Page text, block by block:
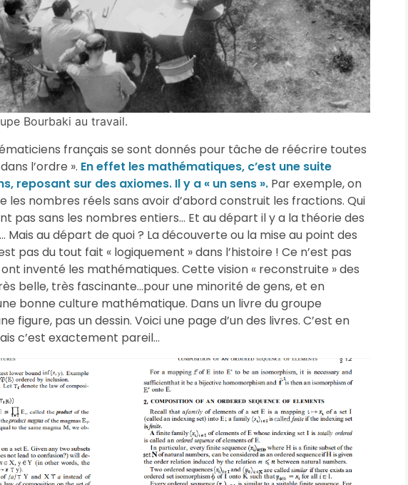
Bourbaki au travail.
français se sont donnés pour tâche de réécrire toutes
l’ordre ». En effet les mathématiques, c’est une suite
reposant sur des axiomes. Il y a « un sens ». Par exemple, on
les nombres réels sans avoir d’abord construit les fractions. Qui
pas sans les nombres entiers… Et au départ il y a la théorie des
Mais au départ de quoi ? La découverte ou la mise au point des
pas du tout fait « logiquement » dans l’histoire ! Ce n’est pas
inventé les mathématiques. Cette vision « reconstruite » des
belle, très fascinante…pour une minorité de gens, et en
bonne culture mathématique. Dans un livre du groupe
figure, pas un dessin. Voici une page d’un des livres. C’est en
c’est exactement pareil…